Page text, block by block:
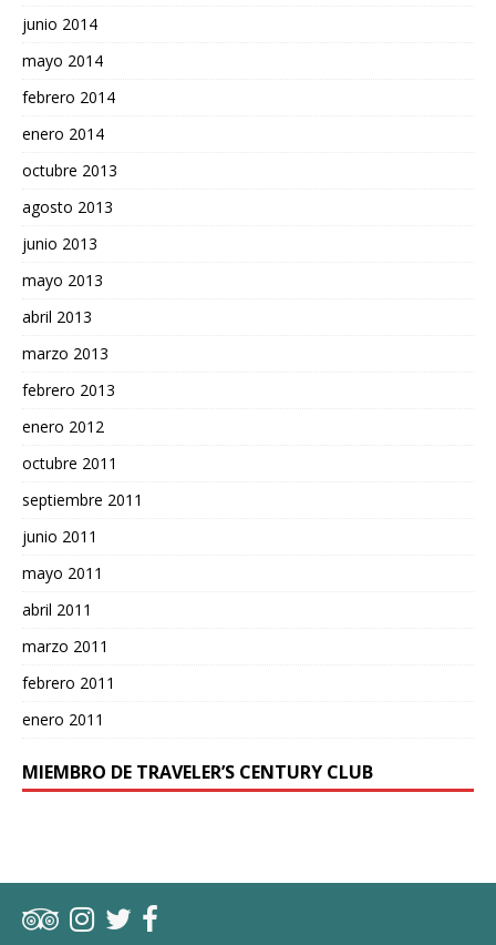
junio 2014
mayo 2014
febrero 2014
enero 2014
octubre 2013
agosto 2013
junio 2013
mayo 2013
abril 2013
marzo 2013
febrero 2013
enero 2012
octubre 2011
septiembre 2011
junio 2011
mayo 2011
abril 2011
marzo 2011
febrero 2011
enero 2011
MIEMBRO DE TRAVELER’S CENTURY CLUB